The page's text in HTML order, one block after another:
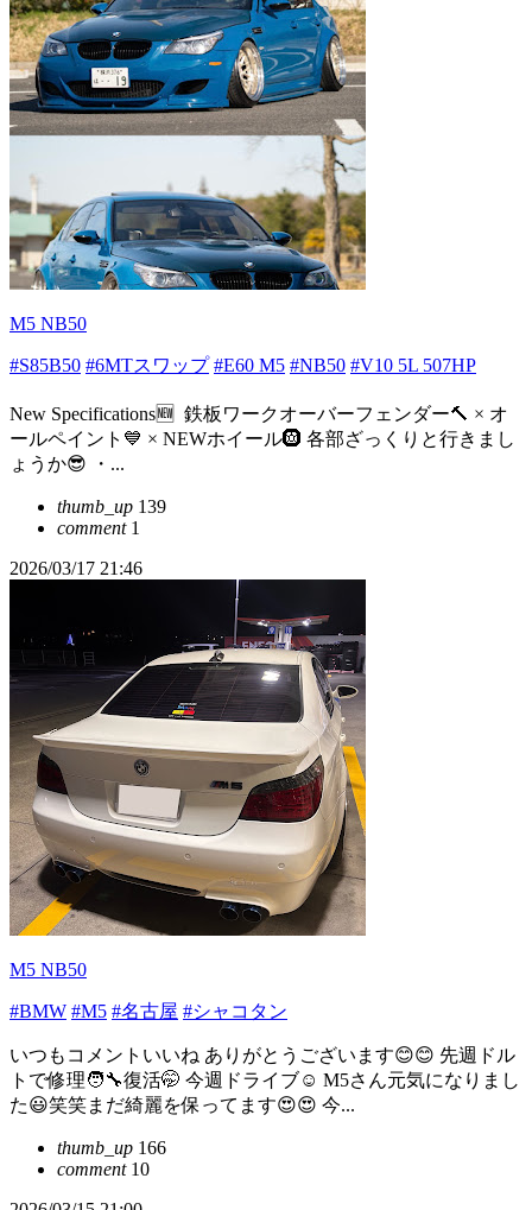
M5 NB50
#S85B50 #6MTスワップ #E60 M5 #NB50 #V10 5L 507HP
New Specifications🆕 ⁡ 鉄板ワークオーバーフェンダー🔨 × オ
ールペイント💙 × NEWホイール🛞 各部ざっくりと行きまし
ょうか😎 ・...
thumb_up 139
comment1
2026/03/17 21:46
M5 NB50
#BMW #M5 #名古屋 #シャコタン
いつもコメントいいね ありがとうございます😊😊 先週ドル
トで修理🧑‍🔧復活🤭 今週ドライブ☺️ M5さん元気になりまし
た😃笑笑まだ綺麗を保ってます😍😍 今...
thumb_up 166
comment10